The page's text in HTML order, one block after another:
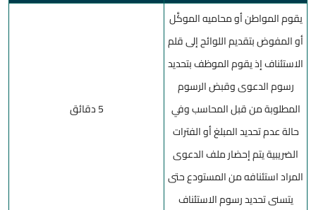
يقوم المواطن أو محاميه الموكَّل
أو المفوض بتقديم اللوائح إلى قلم
الاستئناف إذ يقوم الموظف بتحديد
رسوم الدعوى وقبض الرسوم
المطلوبة من قبل المحاسب وفي
حالة عدم تحديد المبلغ أو الفترات
الضريبية يتم إحضار ملف الدعوى
المراد استئنافه من المستودع حتى
يتسنى تحديد رسوم الاستئناف
5 دقائق